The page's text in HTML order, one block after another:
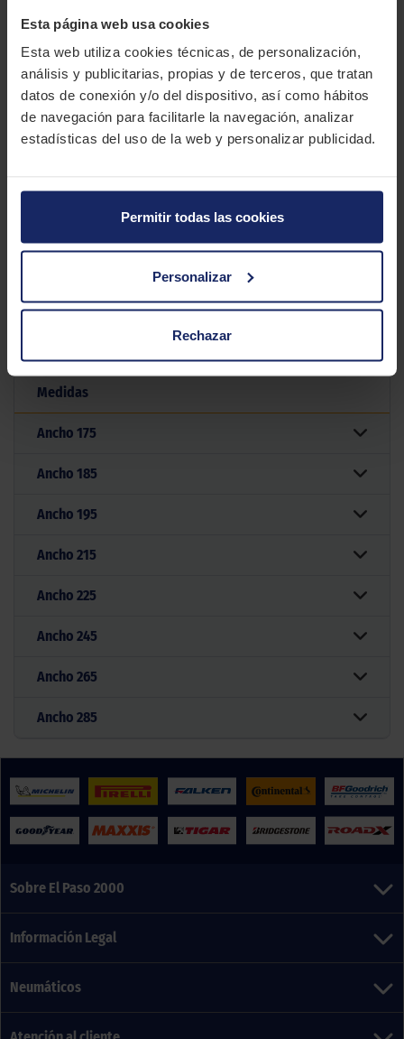
Esta página web usa cookies
Esta web utiliza cookies técnicas, de personalización,
análisis y publicitarias, propias y de terceros, que tratan
datos de conexión y/o del dispositivo, así como hábitos
de navegación para facilitarle la navegación, analizar
estadísticas del uso de la web y personalizar publicidad.
Permitir todas las cookies
Personalizar
Rechazar
CARACTERÍSTICAS TÉCNICAS
Marca
NANKANG
Modelo
NS2
Estación
Verano
10 MEDIDAS PARA EL NEUMÁTICO
NANKANG NS2
Filtrar por medida
Medidas
Ancho 175
Ancho 185
Ancho 195
Ancho 215
Ancho 225
Ancho 245
Ancho 265
Ancho 285
Sobre El Paso 2000
Información Legal
Neumáticos